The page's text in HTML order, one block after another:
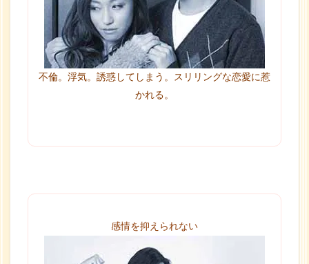
不倫。浮気。誘惑してしまう。スリリングな恋愛に惹
かれる。
感情を抑えられない